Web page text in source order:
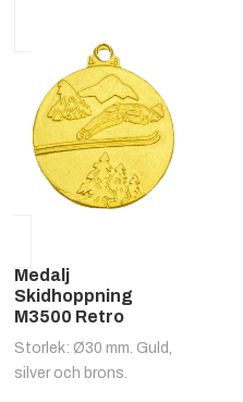
Medalj
Skidhoppning
M3500 Retro
Storlek: Ø30 mm. Guld,
silver och brons.